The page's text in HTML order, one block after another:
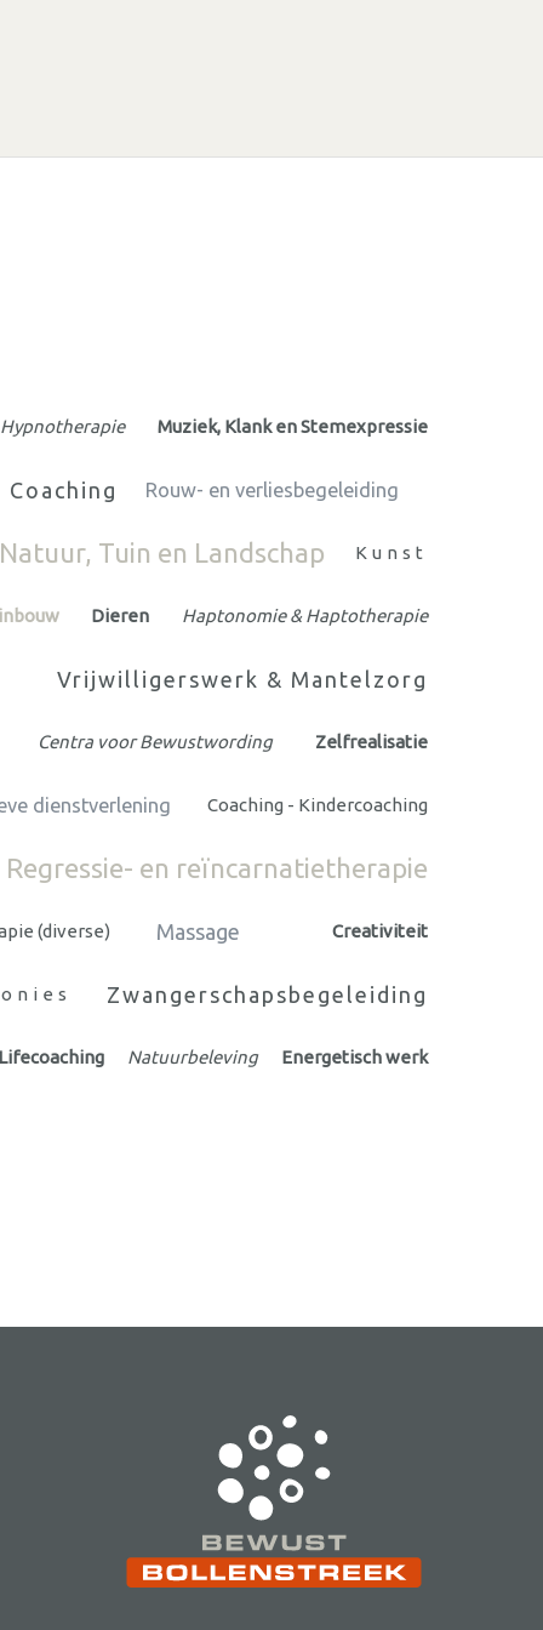
Hypnotherapie Muziek, Klank en Stemexpressie
Rouw- en verliesbegeleiding
Natuur, Tuin en Landschap Kunst
Dieren Haptonomie & Haptotherapie
Vrijwilligerswerk & Mantelzorg
Centra voor Bewustwording Zelfrealisatie
dienstverlening Coaching - Kindercoaching
Regressie- en reïncarnatietherapie
(diverse) Massage Creativiteit
Zwangerschapsbegeleiding
Natuurbeleving Energetisch werk